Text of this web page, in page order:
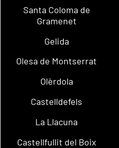
Santa Coloma de
Gramenet
Gelida
Olesa de Montserrat
Olèrdola
Castelldefels
La Llacuna
Castellfullit del Boix